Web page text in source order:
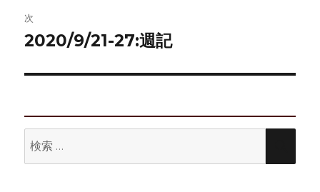
ゲ
ー
シ
ン
次
次
投
2020/9/21-27:週記
索